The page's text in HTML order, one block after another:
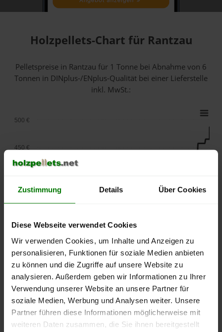
Zustimmung Details Über Cookies
Diese Webseite verwendet Cookies
Wir verwenden Cookies, um Inhalte und Anzeigen zu
personalisieren, Funktionen für soziale Medien anbieten
zu können und die Zugriffe auf unsere Website zu
analysieren. Außerdem geben wir Informationen zu Ihrer
Verwendung unserer Website an unsere Partner für
soziale Medien, Werbung und Analysen weiter. Unsere
Partner führen diese Informationen möglicherweise mit
weiteren Daten zusammen, die Sie ihnen bereitgestellt
Holzpellets-Chart für Rantzau
Pelletspreise in Rantzau für 1 Tonne bei Abnahmevon 6
Tonnen in DINplus-/ENplus-Qualität bei einer Lieferstelle
inkl. MwSt.:
lose Ware Sackware
September
Januar
Mai
250 €
300 €
350 €
450 €
500 €
Die aktuelle Preisentwicklung für Holzpellets in Deutschland
können Sie jederzeit auf unsererPelletspreise-Seite
nachvollziehen.